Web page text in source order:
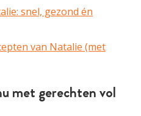
snel, gezond én
van Natalie (met
met gerechten vol